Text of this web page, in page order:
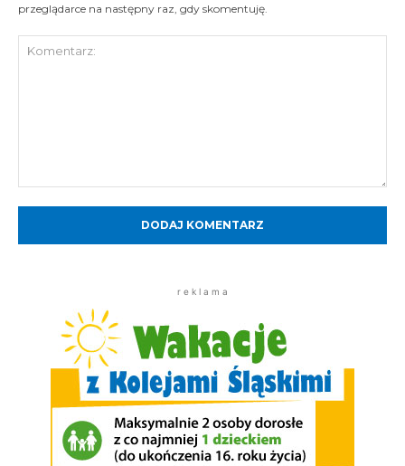
przeglądarce na następny raz, gdy skomentuję.
r e k l a m a